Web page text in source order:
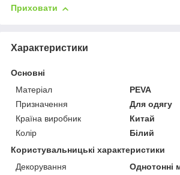
Приховати
Характеристики
Основні
Матеріал
PEVA
Призначення
Для одягу
Країна виробник
Китай
Колір
Білий
Користувальницькі характеристики
Декорування
Однотонні